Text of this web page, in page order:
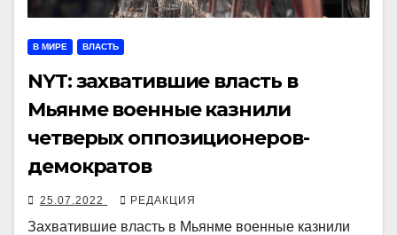
В МИРЕ ВЛАСТЬ
NYT: захватившие власть в
Мьянме военные казнили
четверых оппозиционеров-
демократов
25.07.2022 РЕДАКЦИЯ
Захватившие власть в Мьянме военные казнили